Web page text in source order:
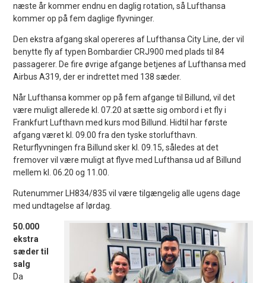
næste år kommer endnu en daglig rotation, så Lufthansa
kommer op på fem daglige flyvninger.
Den ekstra afgang skal opereres af Lufthansa City Line, der vil
benytte fly af typen Bombardier CRJ900 med plads til 84
passagerer. De fire øvrige afgange betjenes af Lufthansa med
Airbus A319, der er indrettet med 138 sæder.
Når Lufthansa kommer op på fem afgange til Billund, vil det
være muligt allerede kl. 07.20 at sætte sig ombord i et fly i
Frankfurt Lufthavn med kurs mod Billund. Hidtil har første
afgang været kl. 09.00 fra den tyske storlufthavn.
Returflyvningen fra Billund sker kl. 09.15, således at det
fremover vil være muligt at flyve med Lufthansa ud af Billund
mellem kl. 06.20 og 11.00.
Rutenummer LH834/835 vil være tilgængelig alle ugens dage
med undtagelse af lørdag.
50.000
ekstra
sæder til
salg
Da